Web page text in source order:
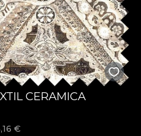
CERAMICA
€